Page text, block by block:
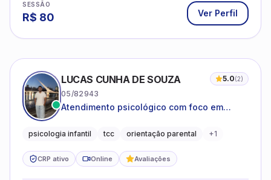
SESSÃO
R$ 80 Ver Perfil
LUCAS CUNHA DE SOUZA 5.0(2)
05/82943
Atendimento psicológico com foco em
promovendo equilíbrio emocional e
psicologia infantil tcc orientação parental +1
CRP ativo Online Avaliações